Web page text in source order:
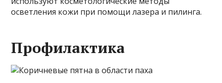
осветления кожи при помощи лазера и пилинга.
Профилактика